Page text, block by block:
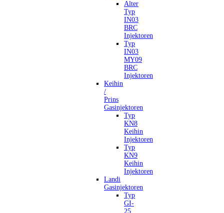
Alter
Typ
IN03
BRC
Injektoren
Typ
IN03
MY09
BRC
Injektoren
Keihin
/
Prins
Gasinjektoren
Typ
KN8
Keihin
Injektoren
Typ
KN9
Keihin
Injektoren
Landi
Gasinjektoren
Typ
GI-
25